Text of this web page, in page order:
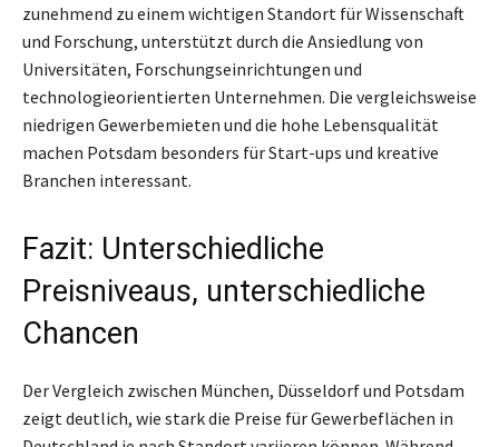
zunehmend zu einem wichtigen Standort für Wissenschaft
und Forschung, unterstützt durch die Ansiedlung von
Universitäten, Forschungseinrichtungen und
technologieorientierten Unternehmen. Die vergleichsweise
niedrigen Gewerbemieten und die hohe Lebensqualität
machen Potsdam besonders für Start-ups und kreative
Branchen interessant.
Fazit: Unterschiedliche
Preisniveaus, unterschiedliche
Chancen
Der Vergleich zwischen München, Düsseldorf und Potsdam
zeigt deutlich, wie stark die Preise für Gewerbeflächen in